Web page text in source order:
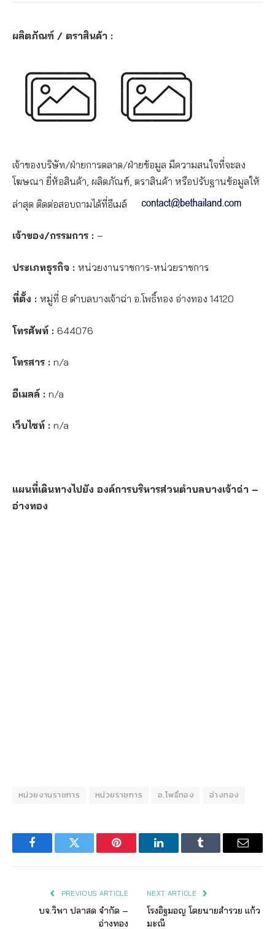
ผลิตภัณฑ์ / ตราสินค้า :
เจ้าของบริษัท/ฝ่ายการตลาด/ฝ่ายข้อมูล มีความสนใจที่จะลง
โฆษณา ยี่ห้อสินค้า, ผลิตภัณฑ์, ตราสินค้า หรือปรับฐานข้อมูลให้
ล่าสุด ติดต่อสอบถามได้ที่อีเมล์
เจ้าของ/กรรมการ : –
ประเภทธุรกิจ : หน่วยงานราชการ-หน่วยราชการ
ที่ตั้ง : หมู่ที่ 8 ตำบลบางเจ้าฉ่า อ.โพธิ์ทอง อ่างทอง 14120
โทรศัพท์ : 644076
โทรสาร : n/a
อีเมลล์ : n/a
เว็บไซท์ : n/a
แผนที่เดินทางไปยัง องค์การบริหารส่วนตำบลบางเจ้าฉ่า –
อ่างทอง
หน่วยงานราชการ หน่วยราชการ อ.โพธิ์ทอง อ่างทอง
FacebookTwitter Pinterest LinkedInTumblr Email
PREVIOUS ARTICLE
บจ.วิพา ปลาสด จำกัด –
อ่างทอง
NEXT ARTICLE
โรงอิฐมอญ โดยนายสำรวย แก้ว
มะณี